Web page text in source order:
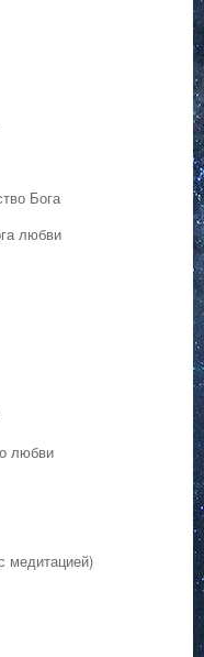
Бога
любви
любви
медитацией)